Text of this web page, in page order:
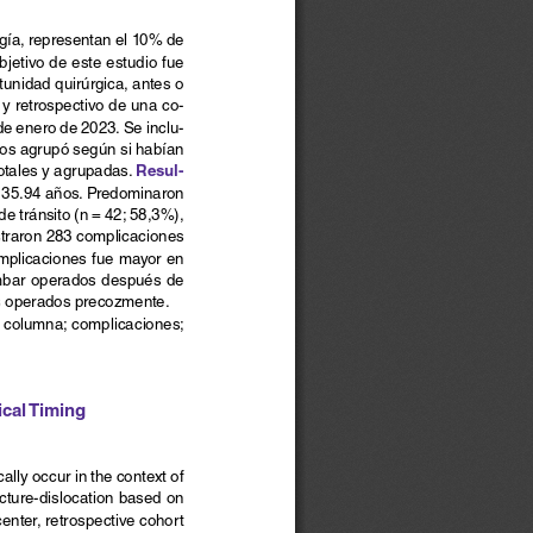
representan el 10% de
de este estudio fue
quirúrgica, antes o
retrospectivo de una co-
enero de 2023. Se inclu-
agrupó según si habían
y agrupadas. Resul-
años. Predominaron
tránsito (n = 42; 58,3%),
283 complicaciones
fue mayor en
operados después de
precozmente.
complicaciones;
Timing
occur in the context of
dislocation based on
retrospective cohort